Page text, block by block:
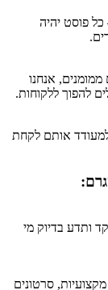
פוסט יהיה
אנחנו
להפוך ללקוחות.
אותם לקחת
ותדע בדיוק מי
סרטונים